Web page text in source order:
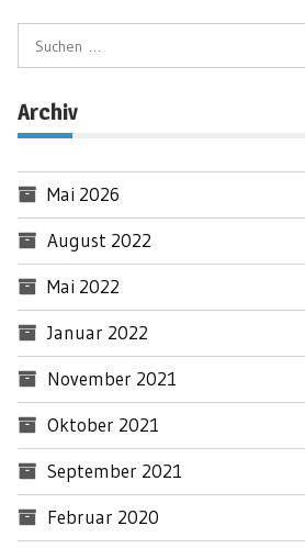
Archiv
Mai 2026
August 2022
Mai 2022
Januar 2022
November 2021
Oktober 2021
September 2021
Februar 2020